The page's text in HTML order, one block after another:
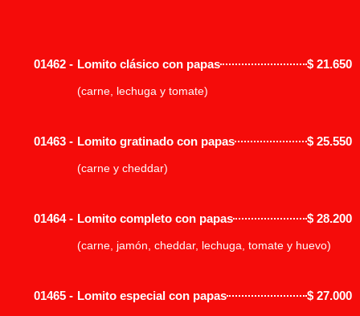
01462 - Lomito clásico con papas $21.650
(carne, lechuga y tomate)
01463 - Lomito gratinado con papas $25.550
(carne y cheddar)
01464 - Lomito completo con papas $28.200
(carne, jamón, cheddar, lechuga, tomate y huevo)
01465 - Lomito especial con papas $27.000